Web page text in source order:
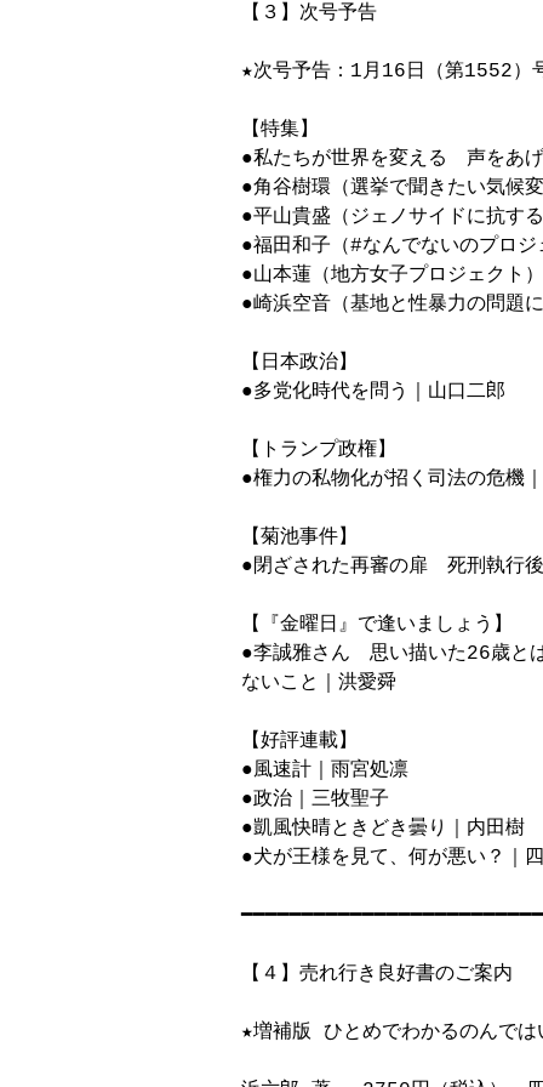
【３】次号予告
★次号予告：1月16日（第1552）
【特集】
●私たちが世界を変える　声をあ
●角谷樹環（選挙で聞きたい気候
●平山貴盛（ジェノサイドに抗す
●福田和子（#なんでないのプロジ
●山本蓮（地方女子プロジェクト
●崎浜空音（基地と性暴力の問題
【日本政治】
●多党化時代を問う｜山口二郎
【トランプ政権】
●権力の私物化が招く司法の危機
【菊池事件】
●閉ざされた再審の扉　死刑執行
【『金曜日』で逢いましょう】
●李誠雅さん　思い描いた26歳と
ないこと｜洪愛舜
【好評連載】
●風速計｜雨宮処凛
●政治｜三牧聖子
●凱風快晴ときどき曇り｜内田樹
●犬が王様を見て、何が悪い？｜
【４】売れ行き良好書のご案内
★増補版 ひとめでわかるのんでは